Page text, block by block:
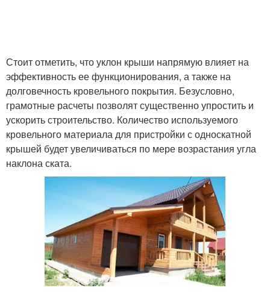
Стоит отметить, что уклон крыши напрямую влияет на
эффективность ее функционирования, а также на
долговечность кровельного покрытия. Безусловно,
грамотные расчеты позволят существенно упростить и
ускорить строительство. Количество используемого
кровельного материала для пристройки с односкатной
крышей будет увеличиваться по мере возрастания угла
наклона ската.